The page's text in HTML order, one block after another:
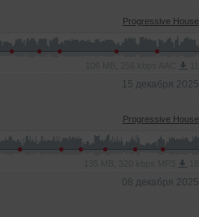
Progressive House
15 декабря 2025
Progressive House
08 декабря 2025